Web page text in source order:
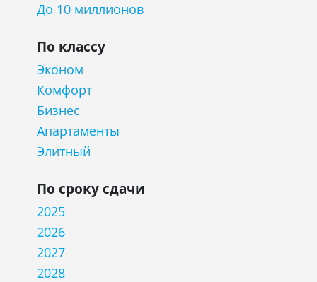
До 10 миллионов
По классу
Эконом
Комфорт
Бизнес
Апартаменты
Элитный
По сроку сдачи
2025
2026
2027
2028